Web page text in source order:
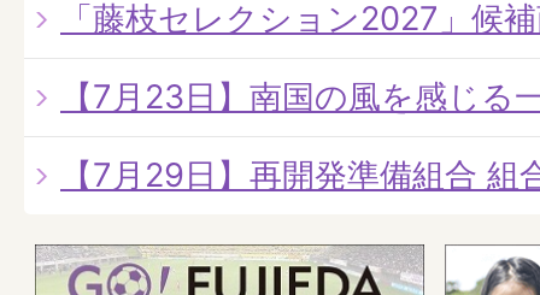
「藤枝セレクション2027」候
【7月23日】南国の風を感じる
【7月29日】再開発準備組合 組